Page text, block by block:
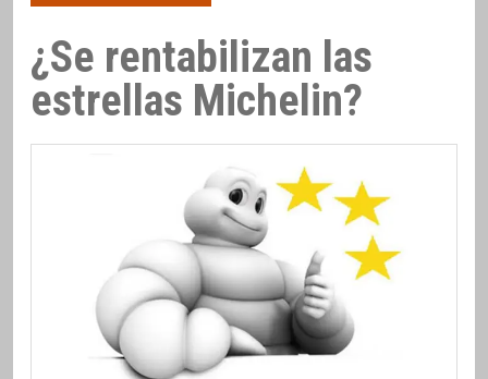
¿Se rentabilizan las
estrellas Michelin?